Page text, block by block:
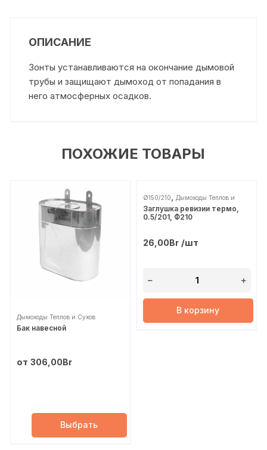
ОПИСАНИЕ
Зонты устанавливаются на окончание дымовой
трубы и защищают дымоход от попадания в
него атмосферных осадков.
ПОХОЖИЕ ТОВАРЫ
Дымоходы Теплов и Сухов
Бак навесной
от306,00Br
Выбрать
Ø150/210, Дымоходы Теплов и
Сухов
Заглушка ревизии термо,
0.5/201, Ф210
26,00Br/шт
В корзину